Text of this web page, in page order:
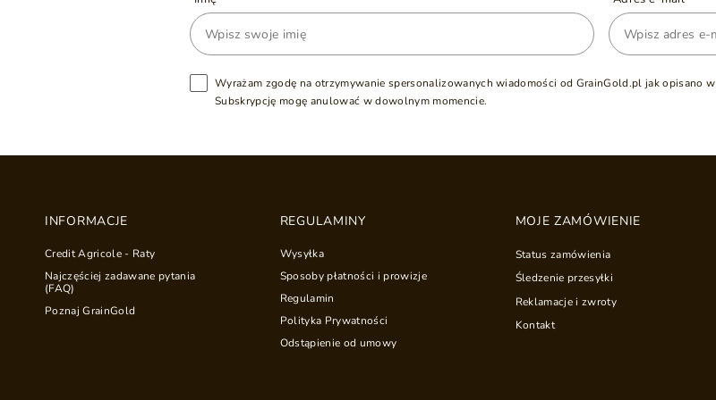
Wyrażam zgodę na otrzymywanie spersonalizowanych wiadomości od GrainGold.pl jak opisano w
Subskrypcję mogę anulować w dowolnym momencie.
INFORMACJE
Credit Agricole - Raty
Najczęściej zadawane pytania
(FAQ)
Poznaj GrainGold
REGULAMINY
Wysyłka
Sposoby płatności i prowizje
Regulamin
Polityka Prywatności
Odstąpienie od umowy
MOJE ZAMÓWIENIE
Status zamówienia
Śledzenie przesyłki
Reklamacje i zwroty
Kontakt